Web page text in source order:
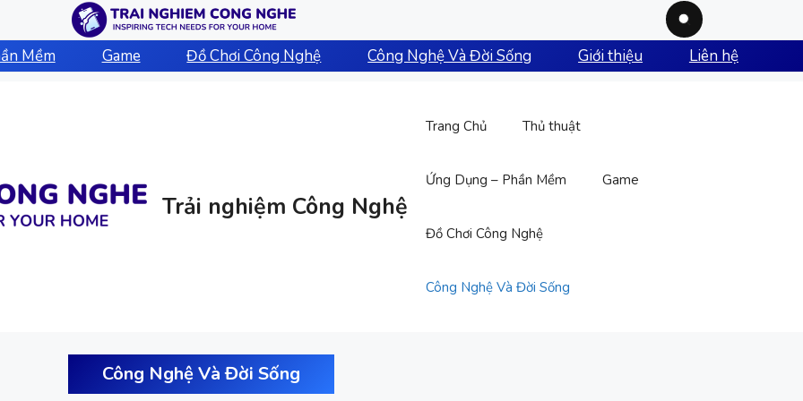
Mềm Game Đồ Chơi Công Nghệ Công Nghệ Và Đời Sống Giới thiệu
Liên hệ
Trải nghiệm Công Nghệ
Trang Chủ Thủ thuật
Ứng Dụng – Phần Mềm Game
Đồ Chơi Công Nghệ
Công Nghệ Và Đời Sống
Công Nghệ Và Đời Sống